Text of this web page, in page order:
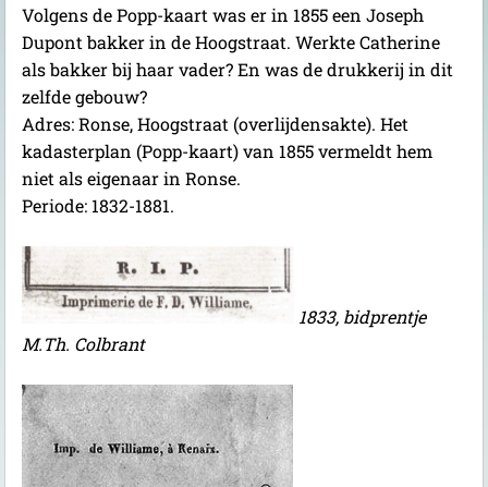
Volgens de Popp-kaart was er in 1855 een Joseph
Dupont bakker in de Hoogstraat. Werkte Catherine
als bakker bij haar vader? En was de drukkerij in dit
zelfde gebouw?
Adres: Ronse, Hoogstraat (overlijdensakte). Het
kadasterplan (Popp-kaart) van 1855 vermeldt hem
niet als eigenaar in Ronse.
Periode: 1832-1881.
1833, bidprentje
M.Th. Colbrant